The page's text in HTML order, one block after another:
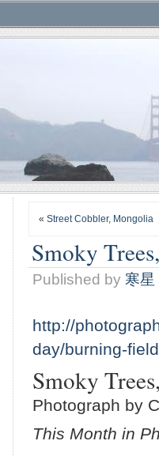
« Street Cobbler, Mongolia
Smoky
Published by 寒星
http://
day/burning-
Smoky
Photograph by
This Month in